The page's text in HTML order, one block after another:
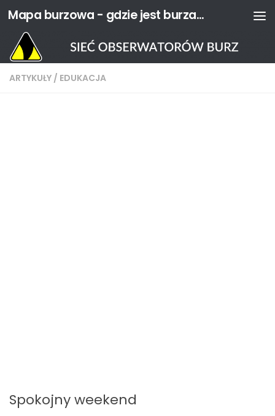
Przejdź do treści Mapa burzowa - gdzie jest burza? | Sieć Obserwatorów Burz
ARTYKUŁY / EDUKACJA
Spokojny weekend